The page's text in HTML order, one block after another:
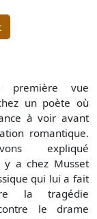
première vue
un poète où
à voir avant
romantique.
expliqué
y a chez Musset
qui lui a fait
la tragédie
le drame